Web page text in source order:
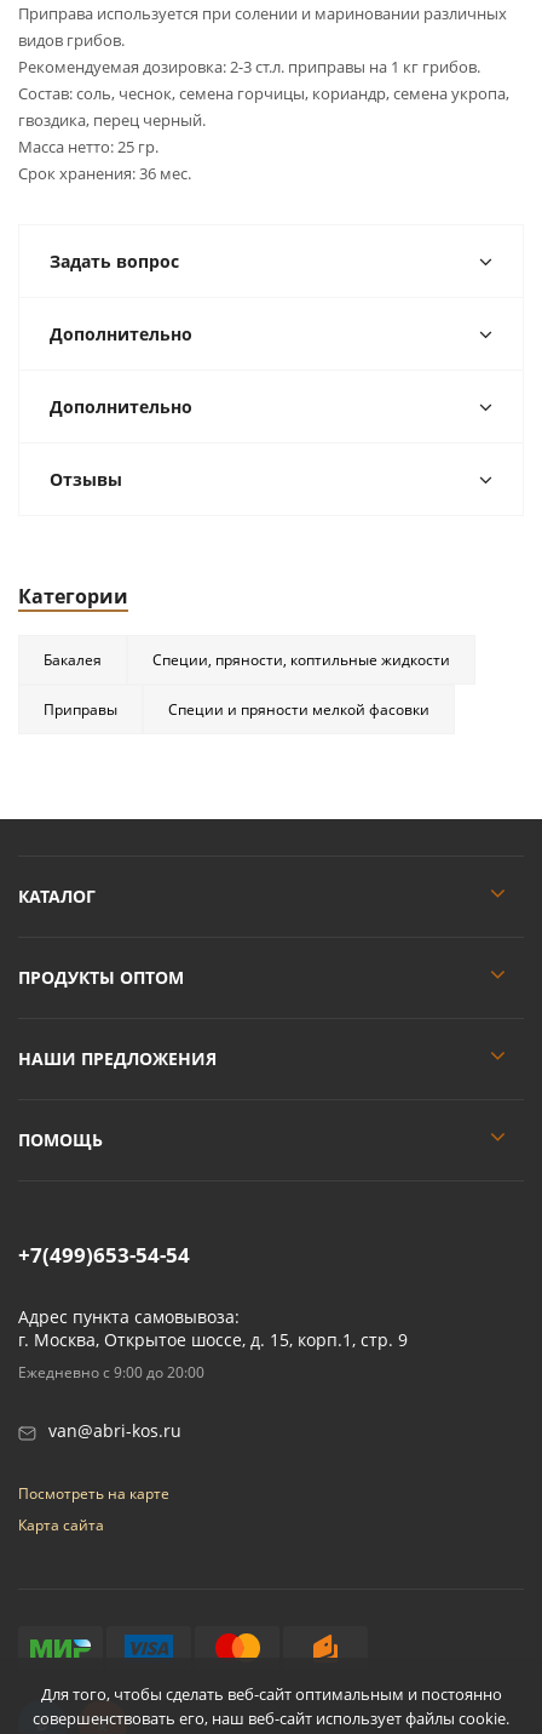
Для того, чтобы сделать веб-сайт оптимальным и постоянно
совершенствовать его, наш веб-сайт использует файлы cookie.
Приправа используется при солении и мариновании различных
видов грибов.
Рекомендуемая дозировка: 2-3 ст.л. приправы на 1 кг грибов.
Состав: соль, чеснок, семена горчицы, кориандр, семена укропа,
гвоздика, перец черный.
Масса нетто: 25 гр.
Срок хранения: 36 мес.
Задать вопрос
Дополнительно
Дополнительно
Отзывы
Категории
Бакалея Специи, пряности, коптильные жидкости
Приправы Специи и пряности мелкой фасовки
КАТАЛОГ
ПРОДУКТЫ ОПТОМ
НАШИ ПРЕДЛОЖЕНИЯ
ПОМОЩЬ
+7(499)653-54-54
Адрес пункта самовывоза:
г. Москва, Открытое шоссе, д. 15, корп.1, стр. 9
Ежедневно с 9:00 до 20:00
van@abri-kos.ru
Посмотреть на карте
Карта сайта